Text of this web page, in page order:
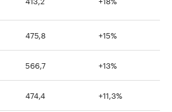
475,8 +15%
566,7 +13%
474,4 +11,3%